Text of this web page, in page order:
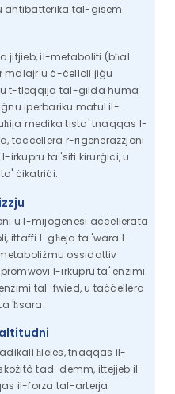
antibatterika tal-ġisem.
jitjieb, il-metaboliti (bħal
malajr u ċ-ċelloli jiġu
t-tleqqija tal-ġilda huma
iperbariku matul il-
medika tista' tnaqqas l-
taċċellera r-riġenerazzjoni
irkupru ta 'siti kirurġiċi, u
ċikatriċi.
u l-mijoġenesi aċċellerata
ittaffi l-għeja ta 'wara l-
ossidattiv
l-irkupru ta' enzimi
tal-fwied, u taċċellera
'ħsara.
ħieles, tnaqqas il-
tad-demm, ittejjeb il-
il-forza tal-arterja